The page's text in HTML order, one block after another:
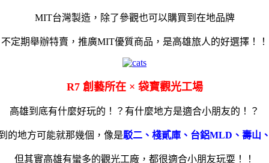
MIT台灣製造，除了參觀也可以購買到在地品牌
不定期舉辦特賣，推廣MIT優質商品，是高雄旅人的好選擇！！
R7 創藝所在 × 袋寶觀光工場
高雄到底有什麼好玩的！？有什麼地方是適合小朋友的！？
的地方可能就那幾個，像是駁二、棧貳庫、台鋁MLD、壽山
但其實高雄有蠻多的觀光工廠，都很適合小朋友玩耍！！